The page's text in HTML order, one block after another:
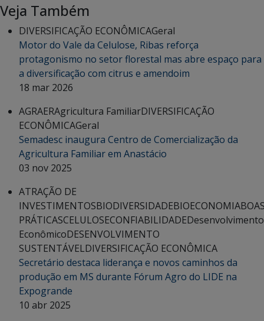
Veja Também
DIVERSIFICAÇÃO ECONÔMICAGeral
Motor do Vale da Celulose, Ribas reforça
protagonismo no setor florestal mas abre espaço para
a diversificação com citrus e amendoim
18 mar 2026
AGRAERAgricultura FamiliarDIVERSIFICAÇÃO
ECONÔMICAGeral
Semadesc inaugura Centro de Comercialização da
Agricultura Familiar em Anastácio
03 nov 2025
ATRAÇÃO DE
INVESTIMENTOSBIODIVERSIDADEBIOECONOMIA
PRÁTICASCELULOSECONFIABILIDADEDesenvolvimento
EconômicoDESENVOLVIMENTO
SUSTENTÁVELDIVERSIFICAÇÃO ECONÔMICA
Secretário destaca liderança e novos caminhos da
produção em MS durante Fórum Agro do LIDE na
Expogrande
10 abr 2025